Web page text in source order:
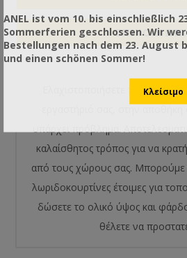
Ελαχιστοποιήσετε το
υπάρχει πρόβλημα.
καλαίσθητος τρόπος για να
από τους χώρους σας. Μπορούμε
λωριδοκουρτίνες έτοιμες για
δώσετε το ολικό ύψος και
θέλετε να
ANEL ist vom 10. bis einschließlich
Sommerferien geschlossen. Wir
Bestellungen nach dem 23. August
und einen schönen Sommer!